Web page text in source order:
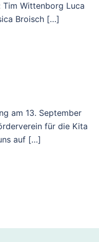
Wittenborg Luca
Broisch […]
am 13. September
für die Kita
auf […]